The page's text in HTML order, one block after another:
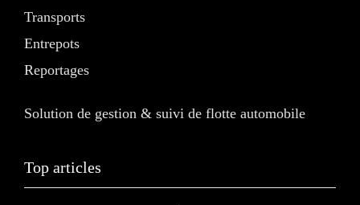
Transports
Entrepots
Reportages
Solution de gestion & suivi de flotte automobile
Top articles